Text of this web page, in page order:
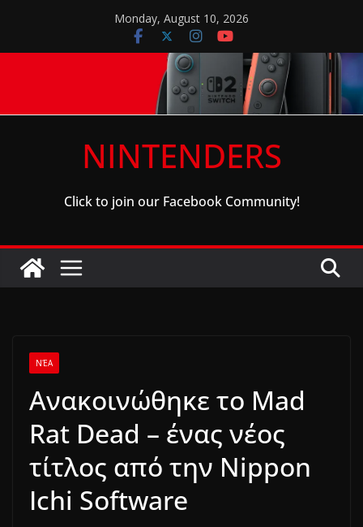
content
Monday, August 10, 2026
NINTENDERS
Click to join our Facebook Community!
ΝΈΑ
Ανακοινώθηκε το Mad
Rat Dead – ένας νέος
τίτλος από την Nippon
Ichi Software